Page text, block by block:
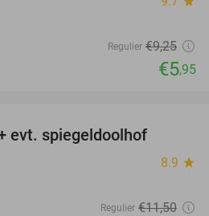
Regulier €9,25
€5,95
evt. spiegeldoolhof
8.9 star
Regulier €11,50